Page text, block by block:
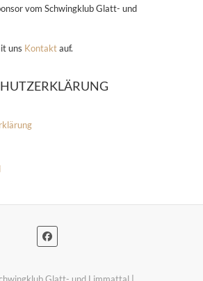
vom Schwingklub Glatt- und
uns Kontaktauf.